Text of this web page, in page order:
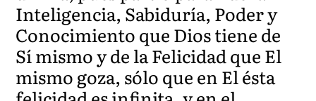
Inteligencia, Sabiduría, Poder y
Conocimiento que Dios tiene de
Sí mismo y de la Felicidad que El
mismo goza, sólo que en El ésta